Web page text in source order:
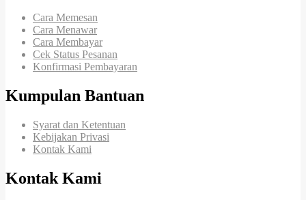
Cara Memesan
Cara Menawar
Cara Membayar
Cek Status Pesanan
Konfirmasi Pembayaran
Kumpulan Bantuan
Syarat dan Ketentuan
Kebijakan Privasi
Kontak Kami
Kontak Kami